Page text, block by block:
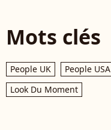
Mots clés
People UK People USA
Look Du Moment